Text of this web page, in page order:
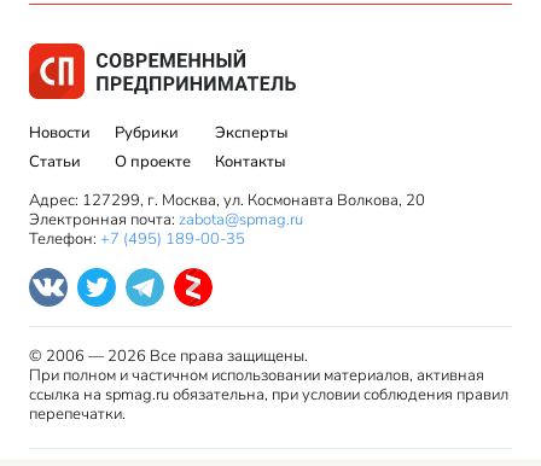
Новости
Статьи
Рубрики
О проекте
Эксперты
Контакты
Адрес: 127299, г. Москва, ул. Космонавта Волкова, 20
Электронная почта: zabota@spmag.ru
Телефон: +7 (495) 189-00-35
© 2006 — 2026 Все права защищены.
При полном и частичном использовании материалов, активная
ссылка на spmag.ru обязательна, при условии соблюдения правил
перепечатки.